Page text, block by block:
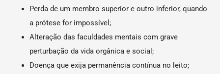
Perda de um membro superior e outro inferior, quando
a prótese for impossível;
Alteração das faculdades mentais com grave
perturbação da vida orgânica e social;
Doença que exija permanência contínua no leito;